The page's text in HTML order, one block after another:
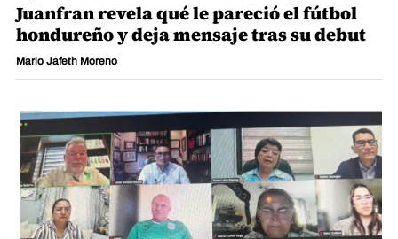
Juanfran revela qué le pareció el fútbol
hondureño y deja mensaje tras su debut
Mario Jafeth Moreno